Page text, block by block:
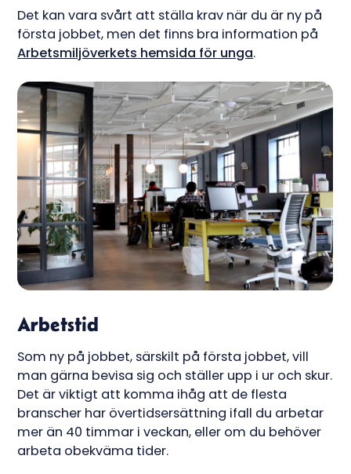
Det kan vara svårt att ställa krav när du är ny på
första jobbet, men det finns bra information på
Arbetsmiljöverkets hemsida för unga.
Arbetstid
Som ny på jobbet, särskilt på första jobbet, vill
man gärna bevisa sig och ställer upp i ur och skur.
Det är viktigt att komma ihåg att de flesta
branscher har övertidsersättning ifall du arbetar
mer än 40 timmar i veckan, eller om du behöver
arbeta obekväma tider.